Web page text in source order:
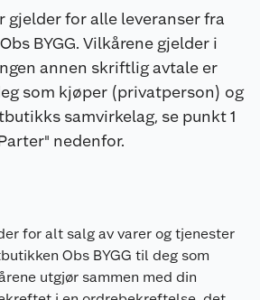
gjelder for alle leveranser fra
BYGG. Vilkårene gjelder i
annen skriftlig avtale er
som kjøper (privatperson) og
samvirkelag, se punkt 1
nedenfor.
for alt salg av varer og tjenester
Obs BYGG til deg som
utgjør sammen med din